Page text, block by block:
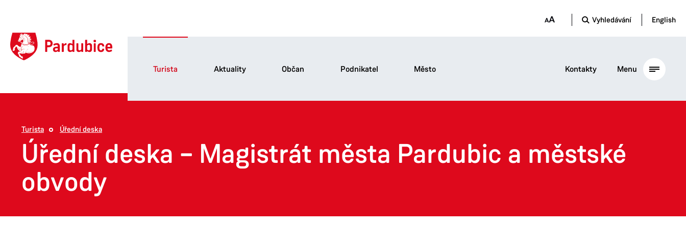
Vyhledávání English
Turista Aktuality Občan Podnikatel Město Kontakty Menu
Turista Úřední deska
Úřední deska – Magistrát města Pardubic a městské
obvody